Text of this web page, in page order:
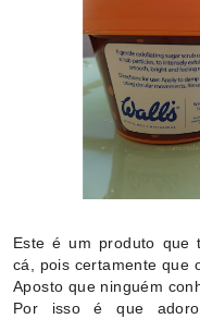
Este é um produto que
cá, pois certamente que
Aposto que ninguém
Por isso é que